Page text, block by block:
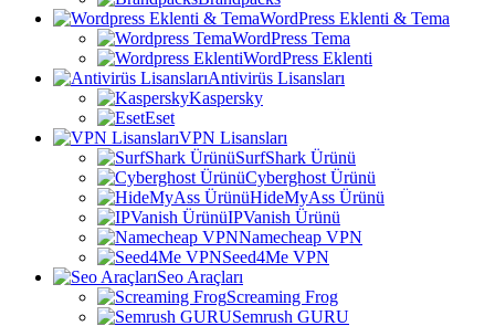
WordPress Eklenti & Tema
WordPress Tema
WordPress Eklenti
Antivirüs Lisansları
Kaspersky
Eset
VPN Lisansları
SurfShark Ürünü
Cyberghost Ürünü
HideMyAss Ürünü
IPVanish Ürünü
Namecheap VPN
Seed4Me VPN
Seo Araçları
Screaming Frog
Semrush GURU